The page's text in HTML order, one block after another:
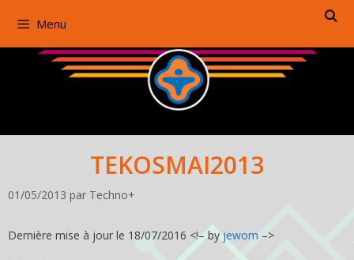
Menu
TEKOSMAI2013
01/05/2013 par Techno+
Dernière mise à jour le 18/07/2016 <!– byjewom –>